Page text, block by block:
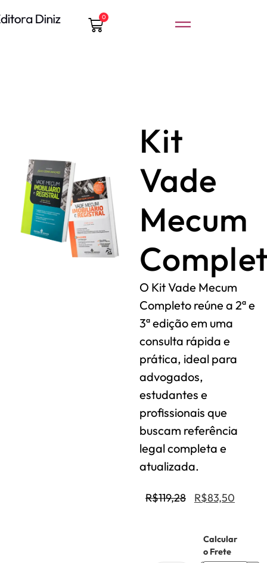
0
Kit
Vade
Mecum
O Kit Vade Mecum
Completo reúne a 2ª e
3ª edição em uma
consulta rápida e
prática, ideal para
advogados,
estudantes e
profissionais que
buscam referência
legal completa e
atualizada.
R$119,28 R$83,50
Calcular
o Frete